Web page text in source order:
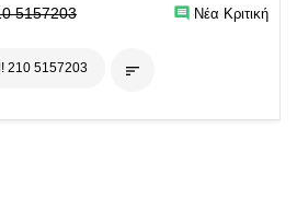
5157203 comment Νέα Κριτική
210 5157203 